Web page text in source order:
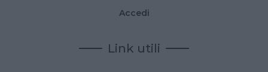
Accedi
Link utili